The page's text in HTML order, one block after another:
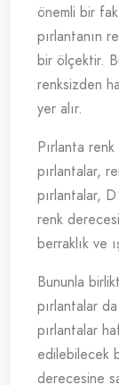
önemli bir
pırlantanın
bir ölçektir.
renksizden
yer alır.
Pırlanta
pırlantalar,
pırlantalar,
renk
berraklık ve
Bununla
pırlantalar
pırlantalar
edilebilecek
derecesine